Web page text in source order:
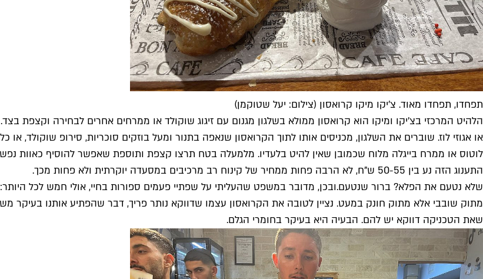
תפחדו, תפחדו מאוד. צ'יקו מיקו קרואסון (צילום: יעל שטוקמן)
הלהיט המרכזי בצ'יקו ומיקו הוא קרואסון ממולא בשלגון מגנום עם זיגוג שוקולד או ממרחים אחרים לבחירה וקצפת
או אגוזי לוז. שוברים את השלגון, מכניסים אותו לתוך הקרואסון שנאפה בתנור ומעל בוזקים סוכריות, סירופ
התענוג הזה נע בין 50-55 ש"ח, לא הרבה פחות ממחיר של קינוח רב מרכיבים במסעדה יוקרתית ולא פחות מכך.
שלא נטעם את הפלא? ברור שנטעם.ובכן, מדובר במשפט שהעליתי על שפתיי פעמים ספורות בחיי, אולי חמש לכל
מתוק שובבי אלא מתוק חונק במעט. נציין לטובה את הקרואסון עצמו שדווקא נותר פריך, דבר שהפתיע אותנו בעיקר
שאת הטכניקה דווקא יש להם. הבעיה היא בעיקר בחומרי הגלם.